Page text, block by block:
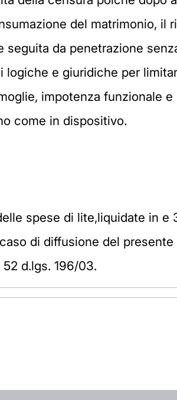
del matrimonio, il
da penetrazione
e giuridiche per
impotenza funzionale
come in dispositivo.
spese di lite,liquidate in e
di diffusione del
d.lgs. 196/03.